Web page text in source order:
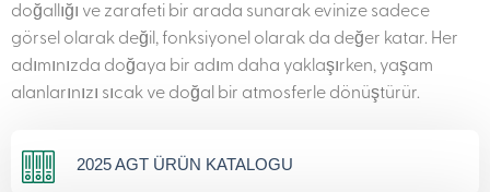
doğallığı ve zarafeti bir arada sunarak evinize sadece
görsel olarak değil, fonksiyonel olarak da değer katar. Her
adımınızda doğaya bir adım daha yaklaşırken, yaşam
alanlarınızı sıcak ve doğal bir atmosferle dönüştürür.
2025 AGT ÜRÜN KATALOGU